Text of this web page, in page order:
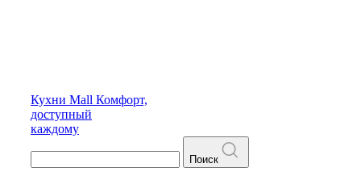
Кухни Mall Комфорт,
доступный
каждому
Поиск